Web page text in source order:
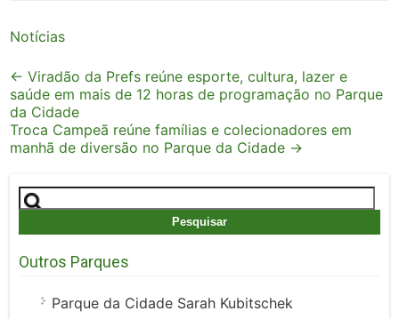
Notícias
Post
navigation
← Viradão da Prefs reúne esporte, cultura, lazer e
saúde em mais de 12 horas de programação no Parque
da Cidade
Troca Campeã reúne famílias e colecionadores em
manhã de diversão no Parque da Cidade →
Pesquisar
por:
Outros Parques
Parque da Cidade Sarah Kubitschek